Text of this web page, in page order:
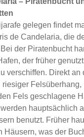
gelegen findet
de Candelaria, die
der Piratenbucht
der früher
verschiffen. Direkt an
riesiger
Fels geschlagene
hauptsächlich
benutzt. Früher
Häusern, was der